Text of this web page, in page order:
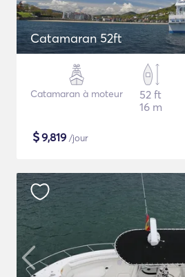
Catamaran 52ft
Catamaran à moteur
52 ft
16 m
$9,819 /jour